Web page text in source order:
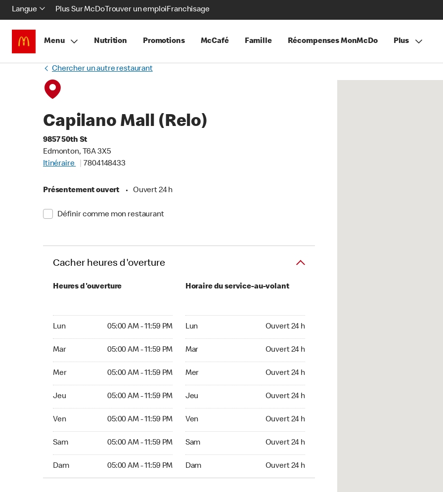
Langue Plus Sur McDoTrouver un emploiFranchisage
Menu Nutrition Promotions McCafé Famille Récompenses MonMcDo Plus
Chercher un autre restaurant
Capilano Mall (Relo)
9857 50th St
Edmonton, T6A 3X5
Itinéraire
7804148433
Présentement ouvert • Ouvert 24 h
Définir comme mon restaurant
Cacher heures d'overture
Heures d'ouverture
Lun 05:00 AM - 11:59 PM
Mar 05:00 AM - 11:59 PM
Mer 05:00 AM - 11:59 PM
Jeu 05:00 AM - 11:59 PM
Ven 05:00 AM - 11:59 PM
Sam 05:00 AM - 11:59 PM
Dam 05:00 AM - 11:59 PM
Horaire du service-au-volant
Lun Ouvert 24 h
Mar Ouvert 24 h
Mer Ouvert 24 h
Jeu Ouvert 24 h
Ven Ouvert 24 h
Sam Ouvert 24 h
Dam Ouvert 24 h